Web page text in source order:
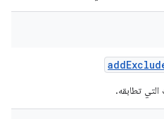
add
التي تطابقه.